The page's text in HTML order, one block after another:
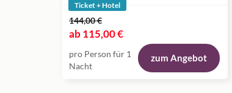
Ticket + Hotel
144,00 €
ab115,00 €
pro Person für 1
Nacht
zum Angebot